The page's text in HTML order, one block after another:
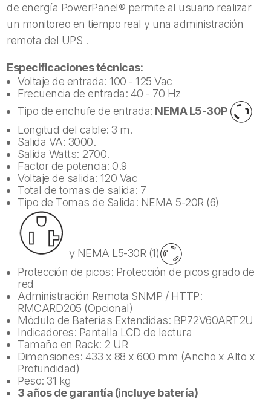
de energía PowerPanel® permite al usuario realizar
un monitoreo en tiempo real y una administración
remota del UPS .
Especificaciones técnicas:
Voltaje de entrada: 100 - 125 Vac
Frecuencia de entrada: 40 - 70 Hz
Tipo de enchufe de entrada: NEMA L5-30P
Longitud del cable: 3 m.
Salida VA: 3000.
Salida Watts: 2700.
Factor de potencia: 0.9
Voltaje de salida: 120 Vac
Total de tomas de salida: 7
Tipo de Tomas de Salida: NEMA 5-20R (6)
y NEMA L5-30R (1)
Protección de picos: Protección de picos grado de
red
Administración Remota SNMP / HTTP:
RMCARD205 (Opcional)
Módulo de Baterías Extendidas: BP72V60ART2U
Indicadores: Pantalla LCD de lectura
Tamaño en Rack: 2 UR
Dimensiones: 433 x 88 x 600 mm (Ancho x Alto x
Profundidad)
Peso: 31 kg
3 años de garantía (incluye batería)